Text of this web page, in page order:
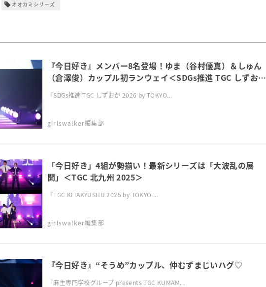
オオカミシリーズ
『今日好き』メンバー8名登場！ゆま（谷村優真）＆しゅん
（倉澤俊）カップル初ランウェイ＜SDGs推進 TGC しずおか
2026＞
『SDGs推進 TGC しずおか 2026 by TOKYO...
girlswalker編集部
「今日好き」4組が勢揃い！最新シリーズは「大波乱の展
開」＜TGC 北九州 2025＞
『TGC KITAKYUSHU 2025 by TOKYO ...
girlswalker編集部
『今日好き』“そうめ”カップル、仲むずまじいハグ♡
『麻生専門学校グループ presents TGC KUMAM...